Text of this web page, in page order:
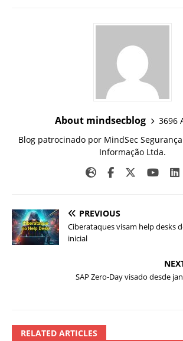
About mindsecblog
3696
Blog patrocinado por MindSec
Informação Ltda.
PREVIOUS
Ciberataques visam help desks
inicial
SAP Zero-Day visado desde
RELATED ARTICLES